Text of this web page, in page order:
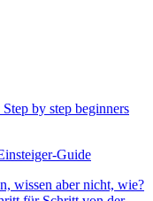
Guide
wissen aber nicht, wie?